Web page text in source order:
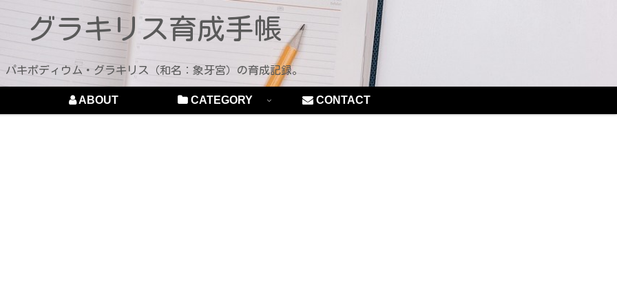
グラキリス育成手帳
パキポディウム・グラキリス（和名：象牙宮）の育成記録。
ABOUT CATEGORY CONTACT